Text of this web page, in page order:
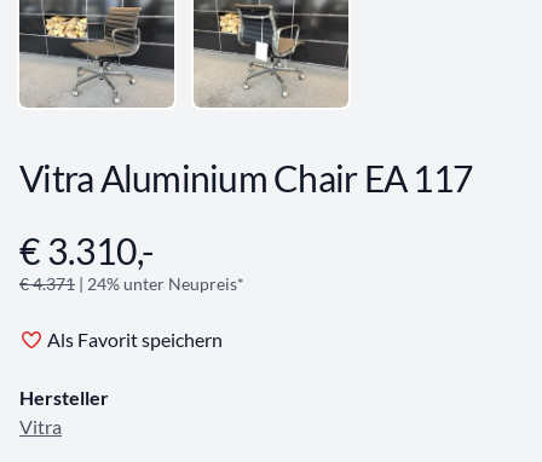
Vitra Aluminium Chair EA 117
Angebotsinformationen
€ 3.310,-
€ 4.371 | 24% unter Neupreis*
Als Favorit speichern
Hersteller
Vitra